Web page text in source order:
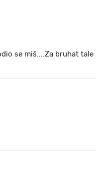
se miš....Za bruhat tale